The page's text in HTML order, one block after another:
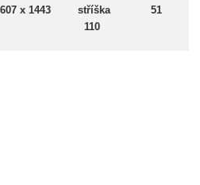
x 1443
stříška
110
51